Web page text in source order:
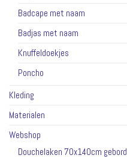
Badcape met naam
Badjas met naam
Knuffeldoekjes
Poncho
Kleding
Materialen
Webshop
Douchelaken 70x140cm